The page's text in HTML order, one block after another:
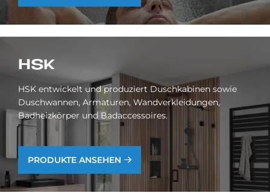
HSK
HSK entwickelt und produziert Duschkabinen sowie
Duschwannen, Armaturen, Wandverkleidungen,
Badheizkörper und Badaccessoires.
PRODUKTE ANSEHEN